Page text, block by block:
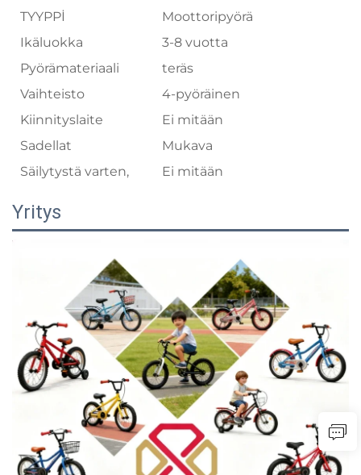
TYYPPİ
Moottoripyörä
Ikäluokka
3-8 vuotta
Pyörämateriaali
teräs
Vaihteisto
4-pyöräinen
Kiinnityslaite
Ei mitään
Sadellat
Mukava
Säilytystä varten,
Ei mitään
Yritys